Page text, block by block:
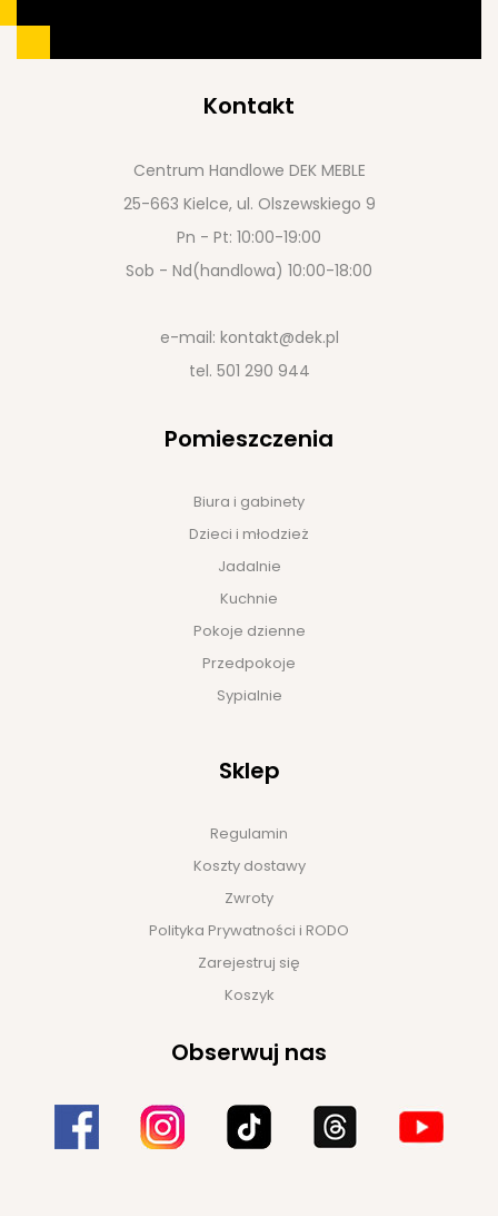
Kontakt
Centrum Handlowe DEK MEBLE
25-663 Kielce, ul. Olszewskiego 9
Pn - Pt: 10:00-19:00
Sob - Nd(handlowa) 10:00-18:00
e-mail: kontakt@dek.pl
tel. 501 290 944
Pomieszczenia
Biura i gabinety
Dzieci i młodzież
Jadalnie
Kuchnie
Pokoje dzienne
Przedpokoje
Sypialnie
Sklep
Regulamin
Koszty dostawy
Zwroty
Polityka Prywatności i RODO
Zarejestruj się
Koszyk
Obserwuj nas